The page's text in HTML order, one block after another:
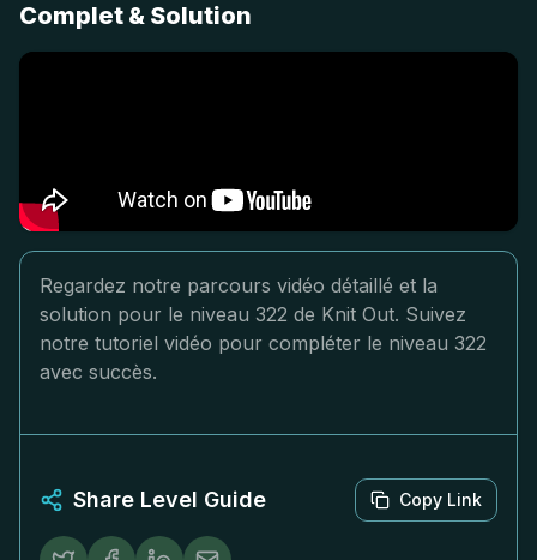
Complet & Solution
Regardez notre parcours vidéo détaillé et la
solution pour le niveau 322 de Knit Out. Suivez
notre tutoriel vidéo pour compléter le niveau 322
avec succès.
Share Level Guide Copy Link